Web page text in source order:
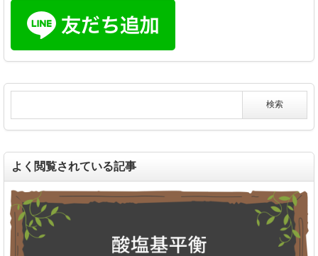
よく閲覧されている記事